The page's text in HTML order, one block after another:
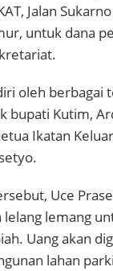
Jalan
untuk dana
oleh berbagai
bupati Kutim,
Ikatan
Uce
lemang
Uang akan
lahan